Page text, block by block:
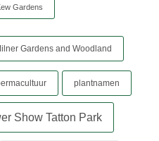
Gardens
Gardens and Woodland
plantnamen
Show Tatton Park